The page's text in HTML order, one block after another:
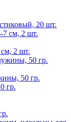
20 шт.
2 шт.
50 гр.